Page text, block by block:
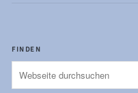
FINDEN